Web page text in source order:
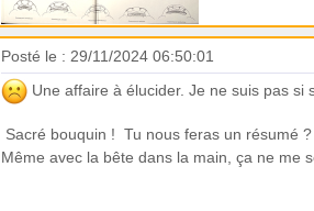
Posté le : 29/11/2024 06:50:01
Une affaire à élucider. Je ne suis pas si
Sacré bouquin ! Tu nous feras un résumé
Même avec la bête dans la main, ça ne me